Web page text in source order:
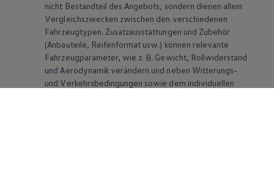
nicht Bestandteil des Angebots, sondern dienen allein
Vergleichszwecken zwischen den verschiedenen
Fahrzeugtypen. Zusatzausstattungen und Zubehör
(Anbauteile, Reifenformat usw.) können relevante
Fahrzeugparameter, wie z. B. Gewicht, Rollwiderstand
und Aerodynamik verändern und neben Witterungs-
und Verkehrsbedingungen sowie dem individuellen